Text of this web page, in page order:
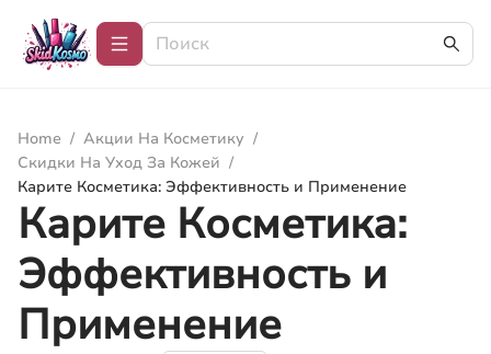
Home / Акции На Косметику /
Скидки На Уход За Кожей /
Карите Косметика: Эффективность и Применение
Карите Косметика:
Эффективность и
Применение